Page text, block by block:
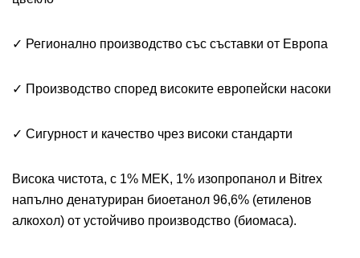
✓ Регионално производство със съставки от Европа
✓ Производство според високите европейски насоки
✓ Сигурност и качество чрез високи стандарти
Висока чистота, с 1% MEK, 1% изопропанол и Bitrex
напълно денатуриран биоетанол 96,6% (етиленов
алкохол) от устойчиво производство (биомаса).